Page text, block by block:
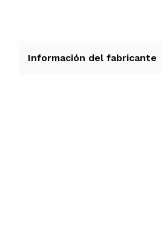
Información del fabricante